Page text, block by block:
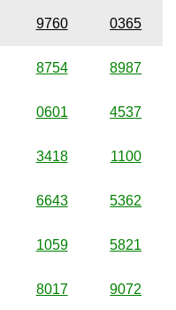
9760 0365
8754 8987
0601 4537
3418 1100
6643 5362
1059 5821
8017 9072